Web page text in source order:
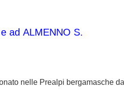
ad ALMENNO S.
nelle Prealpi bergamasche da